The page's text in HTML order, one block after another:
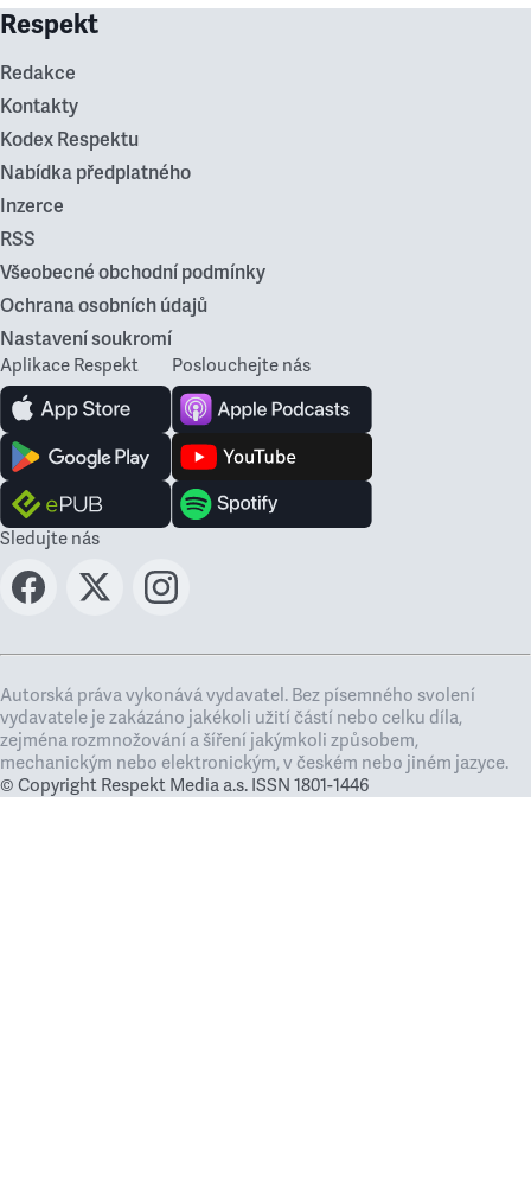
Respekt
Redakce
Kontakty
Kodex Respektu
Nabídka předplatného
Inzerce
RSS
Všeobecné obchodní podmínky
Ochrana osobních údajů
Nastavení soukromí
Aplikace Respekt Poslouchejte nás
Sledujte nás
Autorská práva vykonává vydavatel. Bez písemného svolení
vydavatele je zakázáno jakékoli užití částí nebo celku díla,
zejména rozmnožování a šíření jakýmkoli způsobem,
mechanickým nebo elektronickým, v českém nebo jiném jazyce.
© Copyright Respekt Media a.s. ISSN 1801-1446